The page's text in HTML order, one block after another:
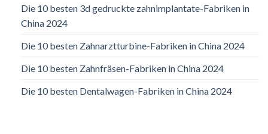
Die 10 besten 3d gedruckte zahnimplantate-Fabriken in
China 2024
Die 10 besten Zahnarztturbine-Fabriken in China 2024
Die 10 besten Zahnfräsen-Fabriken in China 2024
Die 10 besten Dentalwagen-Fabriken in China 2024